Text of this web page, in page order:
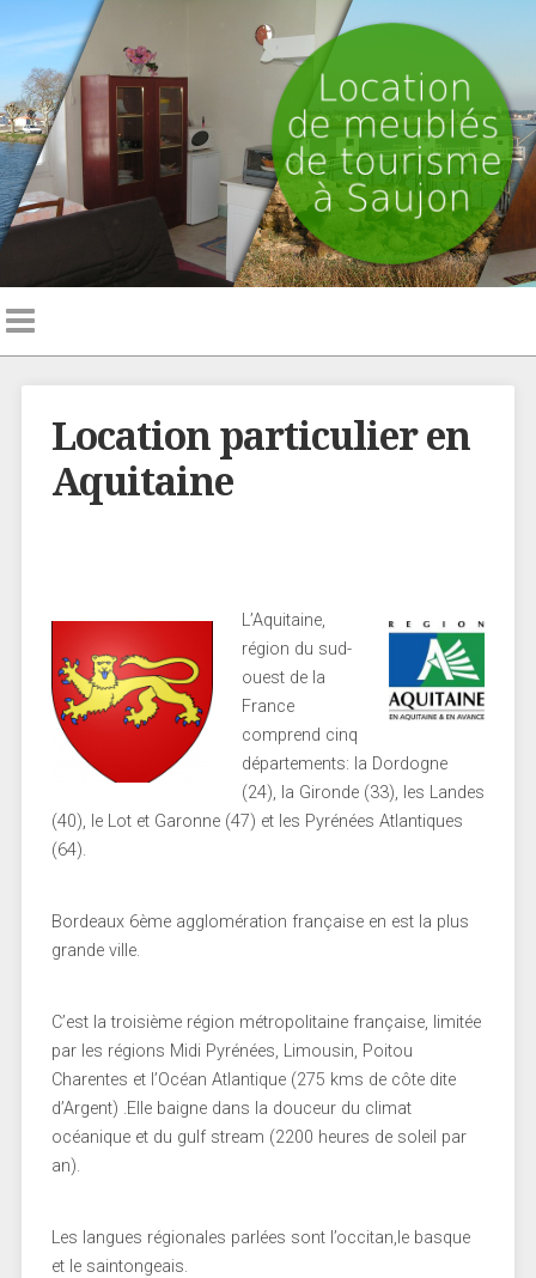
Location particulier en
Aquitaine
L’Aquitaine,
région du sud-
ouest de la
France
comprend cinq
départements: la Dordogne
(24), la Gironde (33), les Landes
(40), le Lot et Garonne (47) et les Pyrénées Atlantiques
(64).
Bordeaux 6ème agglomération française en est la plus
grande ville.
C’est la troisième région métropolitaine française, limitée
par les régions Midi Pyrénées, Limousin, Poitou
Charentes et l’Océan Atlantique (275 kms de côte dite
d’Argent) .Elle baigne dans la douceur du climat
océanique et du gulf stream (2200 heures de soleil par
an).
Les langues régionales parlées sont l’occitan,le basque
et le saintongeais.